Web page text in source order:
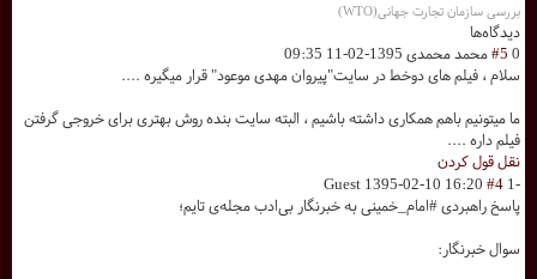
بررسی سازمان تجارت جهانی(WTO)
دیدگاه‌ها
0
#5محمد محمدی 1395-02-11 09:35
سلام ، فیلم های دوخط در سایت"پیروان مهدی موعود" قرار میگیره ....
ما میتونیم باهم همکاری داشته باشیم ، البته سایت بنده روش بهتری برای خروجی گرفتن
فیلم داره ....
نقل قول کردن
-1
#4
Guest 1395-02-10 16:20
پاسخ راهبردی #امام_خمینی به خبرنگار بی‌ادب مجله‌ی تایم؛
سوال خبرنگار: